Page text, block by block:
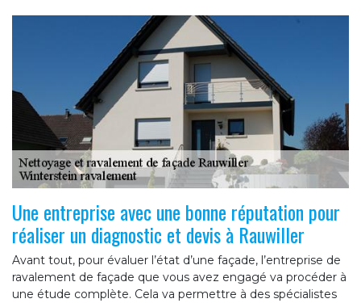
Une entreprise avec une bonne réputation pour
réaliser un diagnostic et devis à Rauwiller
Avant tout, pour évaluer l’état d’une façade, l’entreprise de
ravalement de façade que vous avez engagé va procéder à
une étude complète. Cela va permettre à des spécialistes